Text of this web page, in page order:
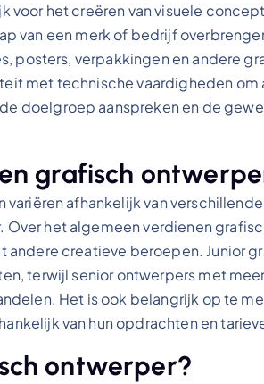
voor het creëren van visuele
van een merk of bedrijf
posters, verpakkingen en andere
met technische vaardigheden om
doelgroep aanspreken en de
grafisch
afhankelijk van
het algemeen verdienen
creatieve beroepen. Junior
terwijl senior ontwerpers met
Het is ook belangrijk op te
van hun opdrachten en
ontwerper?